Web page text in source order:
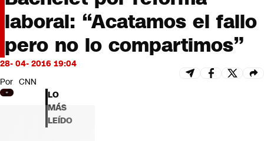
Programas completos
Cultura
Servicios
Bits
CNN tiempo
Futuro 360
Opinión
laboral: “Acatamos el fallo
pero no lo compartimos”
28- 04- 2016 19:04
Por CNN
LO
MÁS
LEÍDO